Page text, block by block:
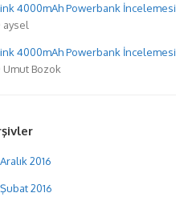
4000mAh Powerbank İncelemesi
aysel
4000mAh Powerbank İncelemesi
Umut Bozok
Aralık 2016
Şubat 2016